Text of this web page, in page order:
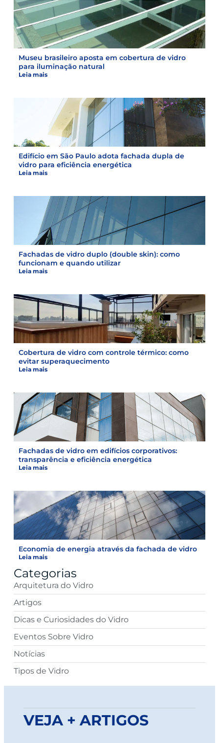
Museu brasileiro aposta em cobertura de vidro
para iluminação natural
Leia mais
Edifício em São Paulo adota fachada dupla de
vidro para eficiência energética
Leia mais
Fachadas de vidro duplo (double skin): como
funcionam e quando utilizar
Leia mais
Cobertura de vidro com controle térmico: como
evitar superaquecimento
Leia mais
Fachadas de vidro em edifícios corporativos:
transparência e eficiência energética
Leia mais
Economia de energia através da fachada de vidro
Leia mais
Categorias
Arquitetura do Vidro
Artigos
Dicas e Curiosidades do Vidro
Eventos Sobre Vidro
Notícias
Tipos de Vidro
VEJA + ARTIGOS